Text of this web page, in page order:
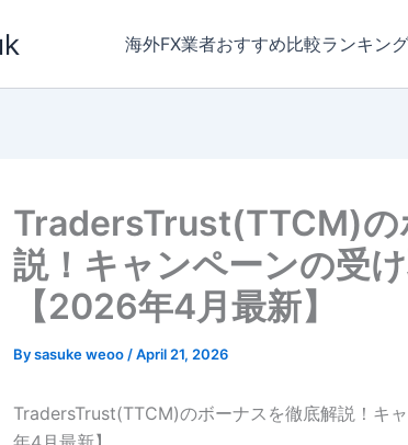
海外FX業者おすすめ比較ランキン
TradersTrust(TTCM)の
説！キャンペーンの受
【2026年4月最新】
Bysasuke weoo /April 21, 2026
TradersTrust(TTCM)のボーナスを徹底解説！キ